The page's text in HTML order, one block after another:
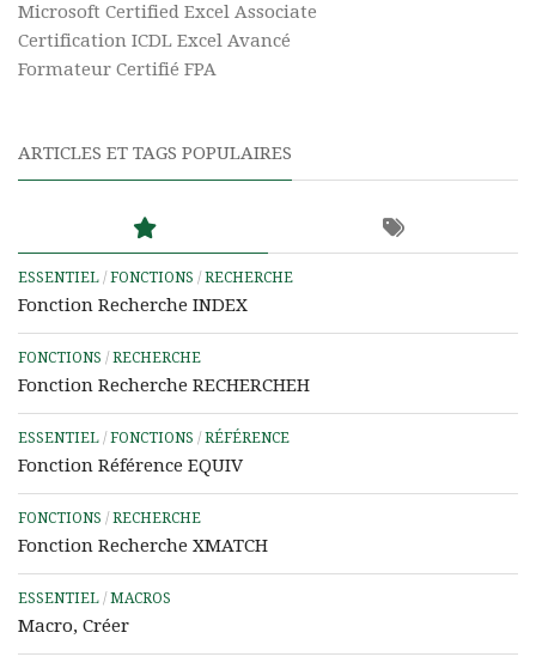
Microsoft Certified Excel Associate
Certification ICDL Excel Avancé
Formateur Certifié FPA
ARTICLES ET TAGS POPULAIRES
ESSENTIEL / FONCTIONS / RECHERCHE
Fonction Recherche INDEX
FONCTIONS / RECHERCHE
Fonction Recherche RECHERCHEH
ESSENTIEL / FONCTIONS / RÉFÉRENCE
Fonction Référence EQUIV
FONCTIONS / RECHERCHE
Fonction Recherche XMATCH
ESSENTIEL / MACROS
Macro, Créer